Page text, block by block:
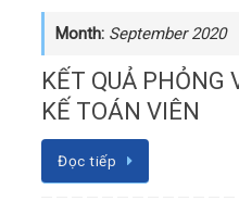
Month: September 2020
KẾT QUẢ PHỎNG
KẾ TOÁN VIÊN
Đọc tiếp